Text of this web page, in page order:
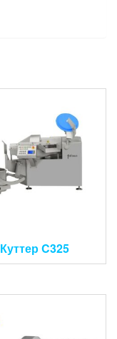
Куттер C325